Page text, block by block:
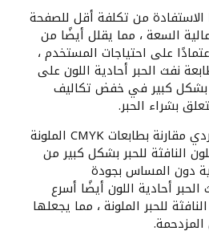
من تكلفة أقل للصفحة
عالية السعة ، مما يقلل أيضًا من
على احتياجات المستخدم ،
نفث الحبر أحادية اللون على
بشكل كبير في خفض تكاليف
بشراء الحبر.
من خلال إعداد الحبر الفردي مقارنة بطابعات CMYK الملونة
النافثة للحبر بشكل كبير من
دون المساس بجودة
أحادية اللون أيضًا أسرع
للحبر الملونة ، مما يجعلها
المزدحمة.